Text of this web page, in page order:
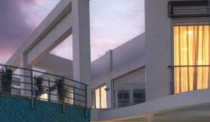
שולחן סנוקר
פלייסטיישן
Xbox
ארוחת בוקר
שולחן פוקר